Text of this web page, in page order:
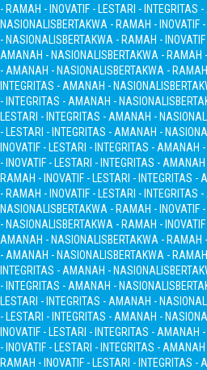
- RAMAH - INOVATIF - LESTARI - INTEGRITAS
NASIONALISBERTAKWA - RAMAH - INOVATIF
- NASIONALISBERTAKWA - RAMAH -
AMANAH - NASIONALISBERTAKWA - RAMAH
- AMANAH - NASIONALISBERTAKWA -
INTEGRITAS - AMANAH - NASIONALIS
- INTEGRITAS - AMANAH - NASIONALIS
LESTARI - INTEGRITAS - AMANAH -
- LESTARI - INTEGRITAS - AMANAH -
INOVATIF - LESTARI - INTEGRITAS - AMANAH
- INOVATIF - LESTARI - INTEGRITAS -
RAMAH - INOVATIF - LESTARI - INTEGRITAS -
- RAMAH - INOVATIF - LESTARI - INTEGRITAS
NASIONALISBERTAKWA - RAMAH - INOVATIF
- NASIONALISBERTAKWA - RAMAH -
AMANAH - NASIONALISBERTAKWA - RAMAH
- AMANAH - NASIONALISBERTAKWA -
INTEGRITAS - AMANAH - NASIONALIS
- INTEGRITAS - AMANAH - NASIONALIS
LESTARI - INTEGRITAS - AMANAH -
- LESTARI - INTEGRITAS - AMANAH -
INOVATIF - LESTARI - INTEGRITAS - AMANAH
- INOVATIF - LESTARI - INTEGRITAS -
RAMAH - INOVATIF - LESTARI - INTEGRITAS -